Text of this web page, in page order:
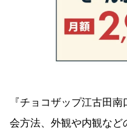
『チョコザップ江古田
会方法、外観や内観な